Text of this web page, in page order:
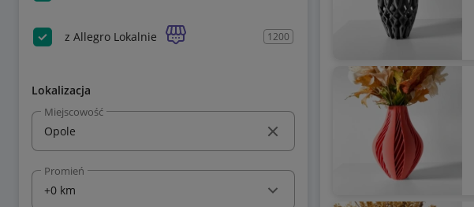
z Allegro Lokalnie 1200
Lokalizacja
Miejscowość
Promień